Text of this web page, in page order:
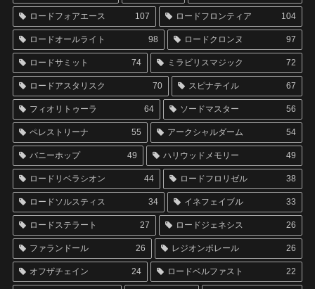
ロードフォアエース 107 ロードフロンティア 104
ロードオールライト 98 ロードクロンヌ 97
ロードサミット 74 ミラビリスマジック 72
ロードアスタリスク 70 スピナテイル 67
フィオリトゥーラ 64 ソードマスター 56
ペレストリーナ 55 アークシャルダーム 54
バニーホップ 49 ハリウッドメモリー 49
ロードリベラシオン 44 ロードフロリゼル 38
ロードソルスティス 34 イネフェイブル 33
ロードステラート 27 ロードジェネシス 26
ファランドール 26 レジオンポレール 26
オフザチェイン 24 ロードベルファスト 22